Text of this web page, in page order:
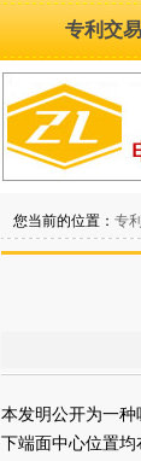
专利交易
您当前的位置： 专
本发明公开为一
下端面中心位置